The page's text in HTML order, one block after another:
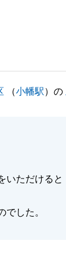
（小幡駅）の
いただけると
した。